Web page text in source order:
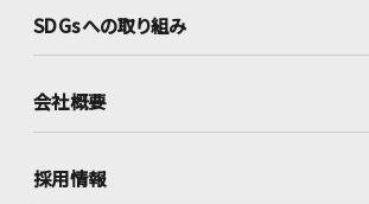
SDGsへの取り組み
会社概要
採用情報